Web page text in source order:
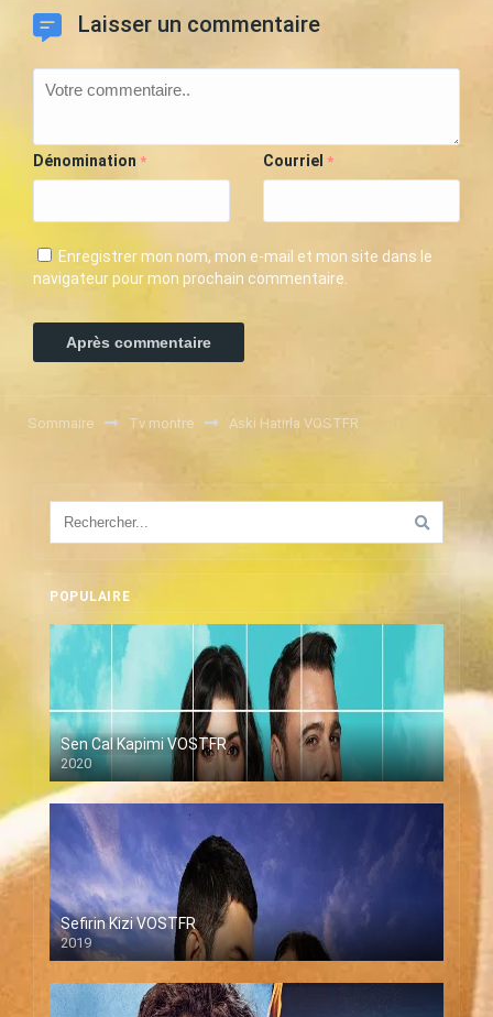
Laisser un commentaire
Dénomination * Courriel *
Enregistrer mon nom, mon e-mail et mon site dans le
navigateur pour mon prochain commentaire.
Sommaire Tv montre Aski Hatirla VOSTFR
POPULAIRE
Sen Cal Kapimi VOSTFR
2020
Sefirin Kizi VOSTFR
2019